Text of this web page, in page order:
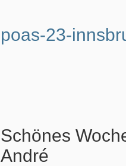
poas-23-
Schönes
André